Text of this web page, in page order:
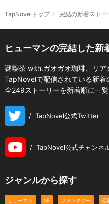
TapNovelトップ 完結の新着ストー
ヒューマンの完結した新
謎喫茶 with.ガオガオ珈琲、リ
TapNovelで配信されている新着
全249ストーリーを新着順に一覧
/ TapNovel公式Twitter
/ TapNovel公式チャンネ
ジャンルから探す
ヒューマン SF ファンタジー 恋